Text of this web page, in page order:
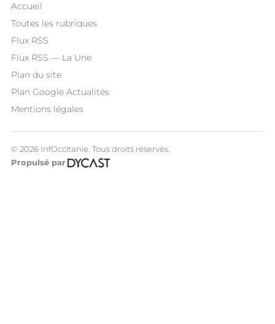
Accueil
Toutes les rubriques
Flux RSS
Flux RSS — La Une
Plan du site
Plan Google Actualités
Mentions légales
© 2026 InfOccitanie. Tous droits réservés.
Propulsé par